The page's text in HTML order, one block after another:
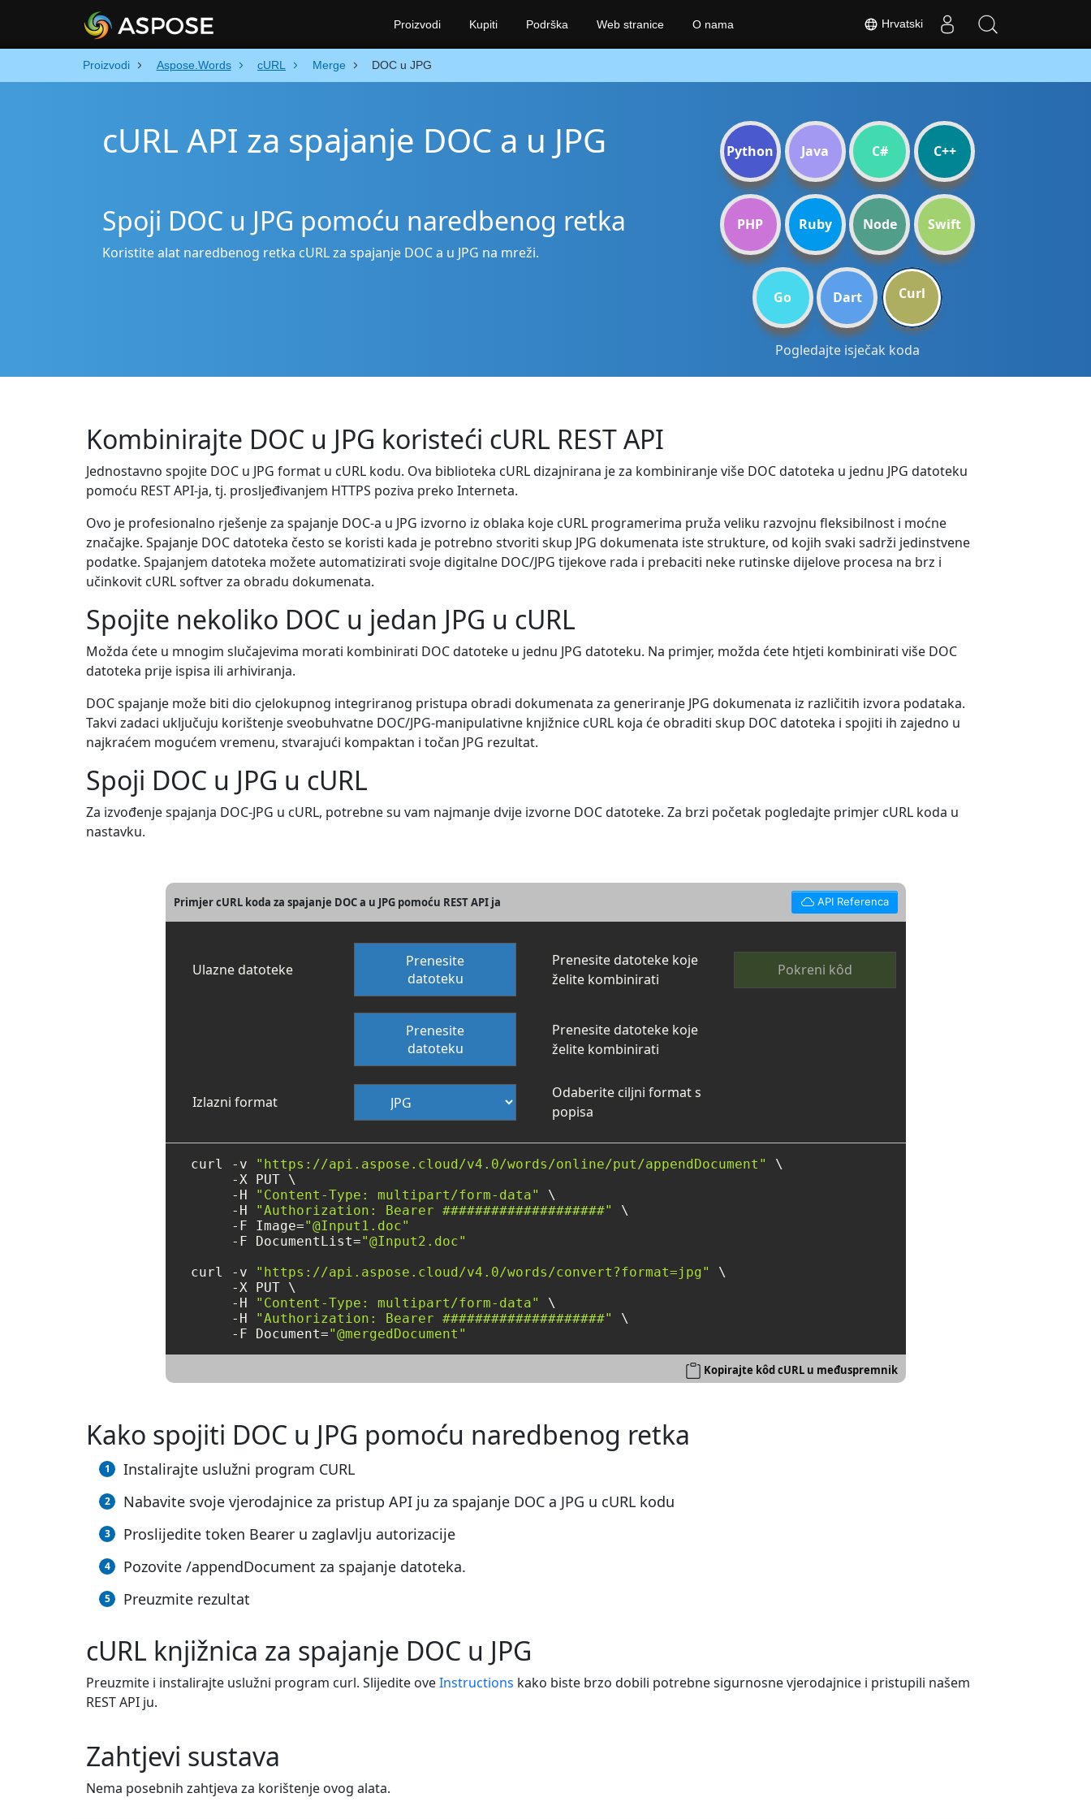
Proizvodi Aspose.Words cURL Merge DOC u JPG
cURL API za spajanje DOC a u JPG
Spoji DOC u JPG pomoću naredbenog retka
Koristite alat naredbenog retka cURL za spajanje DOC a u JPG na mreži.
Python Java C# C++
PHP Ruby Node Swift
Go Dart Curl
Pogledajte isječak koda
Kombinirajte DOC u JPG koristeći cURL REST API
Jednostavno spojite DOC u JPG format u cURL kodu. Ova biblioteka cURL dizajnirana je za kombiniranje više DOC datoteka u jednu JPG datoteku
pomoću REST API-ja, tj. prosljeđivanjem HTTPS poziva preko Interneta.
Ovo je profesionalno rješenje za spajanje DOC-a u JPG izvorno iz oblaka koje cURL programerima pruža veliku razvojnu fleksibilnost i moćne
značajke. Spajanje DOC datoteka često se koristi kada je potrebno stvoriti skup JPG dokumenata iste strukture, od kojih svaki sadrži jedinstvene
podatke. Spajanjem datoteka možete automatizirati svoje digitalne DOC/JPG tijekove rada i prebaciti neke rutinske dijelove procesa na brz i
učinkovit cURL softver za obradu dokumenata.
Spojite nekoliko DOC u jedan JPG u cURL
Možda ćete u mnogim slučajevima morati kombinirati DOC datoteke u jednu JPG datoteku. Na primjer, možda ćete htjeti kombinirati više DOC
datoteka prije ispisa ili arhiviranja.
DOC spajanje može biti dio cjelokupnog integriranog pristupa obradi dokumenata za generiranje JPG dokumenata iz različitih izvora podataka.
Takvi zadaci uključuju korištenje sveobuhvatne DOC/JPG-manipulativne knjižnice cURL koja će obraditi skup DOC datoteka i spojiti ih zajedno u
najkraćem mogućem vremenu, stvarajući kompaktan i točan JPG rezultat.
Spoji DOC u JPG u cURL
Za izvođenje spajanja DOC-JPG u cURL, potrebne su vam najmanje dvije izvorne DOC datoteke. Za brzi početak pogledajte primjer cURL koda u
nastavku.
Primjer cURL koda za spajanje DOC a u JPG pomoću REST API ja API Referenca
Ulazne datoteke
Prenesite
datoteku
Prenesite datoteke koje
želite kombinirati
Pokreni kôd
Prenesite
datoteku
Prenesite datoteke koje
želite kombinirati
Izlazni format
Odaberite ciljni format s
popisa
curl -v "https://api.aspose.cloud/v4.0/words/online/put/appendDocument"
\
     -X PUT \
     -H
"Content-Type: multipart/form-data"
\
     -H
"Authorization: Bearer ####################"
\
     -F Image=
"@Input1.doc"
     -F DocumentList=
"@Input2.doc"
curl -v
"https://api.aspose.cloud/v4.0/words/convert?format=jpg"
\
     -X PUT \
     -H
"Content-Type: multipart/form-data"
\
     -H
"Authorization: Bearer ####################"
\
     -F Document=
"@mergedDocument"
Kopirajte kôd cURL u međuspremnik
Kako spojiti DOC u JPG pomoću naredbenog retka
Instalirajte uslužni program CURL
Nabavite svoje vjerodajnice za pristup API ju za spajanje DOC a JPG u cURL kodu
Proslijedite token Bearer u zaglavlju autorizacije
Pozovite /appendDocument za spajanje datoteka.
Preuzmite rezultat
cURL knjižnica za spajanje DOC u JPG
Preuzmite i instalirajte uslužni program curl. Slijedite oveInstructions kako biste brzo dobili potrebne sigurnosne vjerodajnice i pristupili našem
REST API ju.
Zahtjevi sustava
Nema posebnih zahtjeva za korištenje ovog alata.
Hrvatski
Proizvodi Kupiti Podrška Web stranice O nama